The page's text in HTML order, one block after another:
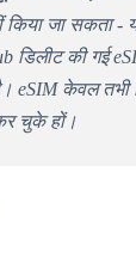
किया जा सकता -
डिलीट की गई
eSIM केवल
चुके हों।